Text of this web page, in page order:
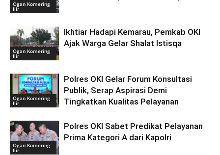
Ogan Komering
Ilir
Ogan Komering
Ilir
Ikhtiar Hadapi Kemarau, Pemkab OKI
Ajak Warga Gelar Shalat Istisqa
Ogan Komering
Ilir
Polres OKI Gelar Forum Konsultasi
Publik, Serap Aspirasi Demi
Tingkatkan Kualitas Pelayanan
Ogan Komering
Ilir
Polres OKI Sabet Predikat Pelayanan
Prima Kategori A dari Kapolri